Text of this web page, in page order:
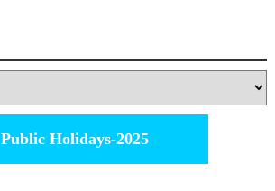
Public Holidays-2025